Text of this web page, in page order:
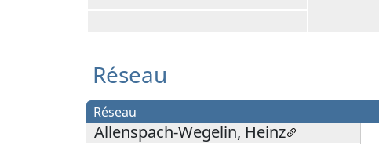
Réseau
Réseau
Allenspach-Wegelin, Heinz